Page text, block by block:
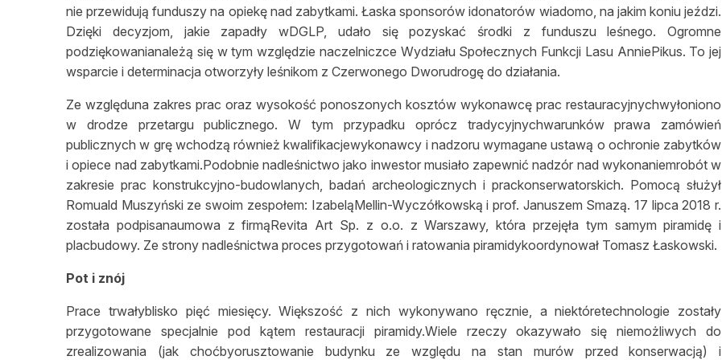
nie przewidują funduszy na opiekę nad zabytkami. Łaska sponsorów idonatorów wiadomo, na jakim koniu jeździ.
Dzięki decyzjom, jakie zapadły wDGLP, udało się pozyskać środki z funduszu leśnego. Ogromne
podziękowanianależą się w tym względzie naczelniczce Wydziału Społecznych Funkcji Lasu AnniePikus. To jej
wsparcie i determinacja otworzyły leśnikom z Czerwonego Dworudrogę do działania.
Ze względuna zakres prac oraz wysokość ponoszonych kosztów wykonawcę prac restauracyjnychwyłoniono
w drodze przetargu publicznego. W tym przypadku oprócz tradycyjnychwarunków prawa zamówień
publicznych w grę wchodzą również kwalifikacjewykonawcy i nadzoru wymagane ustawą o ochronie zabytków
i opiece nad zabytkami.Podobnie nadleśnictwo jako inwestor musiało zapewnić nadzór nad wykonaniemrobót w
zakresie prac konstrukcyjno-budowlanych, badań archeologicznych i prackonserwatorskich. Pomocą służył
Romuald Muszyński ze swoim zespołem: IzabeląMellin-Wyczółkowską i prof. Januszem Smazą. 17 lipca 2018 r.
została podpisanaumowa z firmąRevita Art Sp. z o.o. z Warszawy, która przejęła tym samym piramidę i
placbudowy. Ze strony nadleśnictwa proces przygotowań i ratowania piramidykoordynował Tomasz Łaskowski.
Pot i znój
Prace trwałyblisko pięć miesięcy. Większość z nich wykonywano ręcznie, a niektóretechnologie zostały
przygotowane specjalnie pod kątem restauracji piramidy.Wiele rzeczy okazywało się niemożliwych do
zrealizowania (jak choćbyorusztowanie budynku ze względu na stan murów przed konserwacją) i